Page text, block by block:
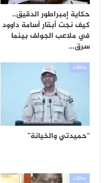
حكاية إمبراطور الدقيق..
كيف نجت أبقار أسامة داوود
في ملاعب الجولف بينما
سرق…
مقالات
“حميدتي والخيانة”
مقالات